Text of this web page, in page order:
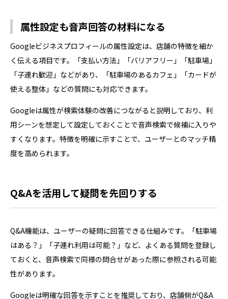
属性設定も音声回答の材料になる
Googleビジネスプロフィールの属性設定は、店舗の特徴を細か
く伝える項目です。「支払い方法」「バリアフリー」「駐車場」
「子連れ歓迎」などがあり、「駐車場のあるカフェ」「カードが
使える整体」などの質問にも対応できます。
Googleは属性が検索体験の改善につながると説明しており、利
用シーンを想定して設定しておくことで音声検索で候補に入りや
すくなります。特徴を明確に示すことで、ユーザーとのマッチ精
度を高められます。
Q&Aを活用して疑問を先回りする
Q&A機能は、ユーザーの疑問に回答できる仕組みです。「駐車場
はある？」「子連れ利用は可能？」など、よくある質問を登録し
ておくと、音声検索で同様の問合せがあった際に参照される可能
性があります。
Googleは明確な回答を示すことを推奨しており、店舗側がQ&A